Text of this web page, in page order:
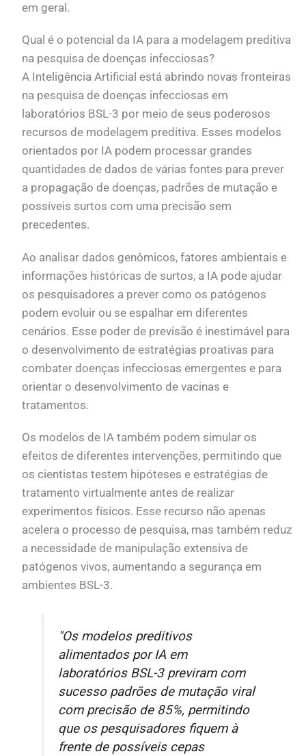
em geral.
Qual é o potencial da IA para a modelagem preditiva
na pesquisa de doenças infecciosas?
A Inteligência Artificial está abrindo novas fronteiras
na pesquisa de doenças infecciosas em
laboratórios BSL-3 por meio de seus poderosos
recursos de modelagem preditiva. Esses modelos
orientados por IA podem processar grandes
quantidades de dados de várias fontes para prever
a propagação de doenças, padrões de mutação e
possíveis surtos com uma precisão sem
precedentes.
Ao analisar dados genômicos, fatores ambientais e
informações históricas de surtos, a IA pode ajudar
os pesquisadores a prever como os patógenos
podem evoluir ou se espalhar em diferentes
cenários. Esse poder de previsão é inestimável para
o desenvolvimento de estratégias proativas para
combater doenças infecciosas emergentes e para
orientar o desenvolvimento de vacinas e
tratamentos.
Os modelos de IA também podem simular os
efeitos de diferentes intervenções, permitindo que
os cientistas testem hipóteses e estratégias de
tratamento virtualmente antes de realizar
experimentos físicos. Esse recurso não apenas
acelera o processo de pesquisa, mas também reduz
a necessidade de manipulação extensiva de
patógenos vivos, aumentando a segurança em
ambientes BSL-3.
"Os modelos preditivos
alimentados por IA em
laboratórios BSL-3 previram com
sucesso padrões de mutação viral
com precisão de 85%, permitindo
que os pesquisadores fiquem à
frente de possíveis cepas